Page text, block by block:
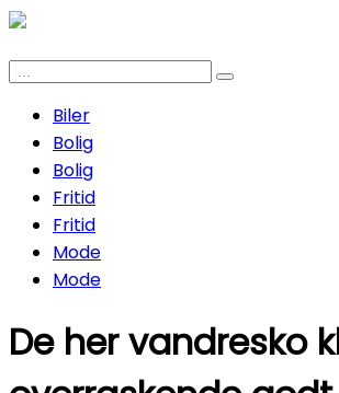
Biler
Bolig
Bolig
Fritid
Fritid
Mode
Mode
De her vandresko